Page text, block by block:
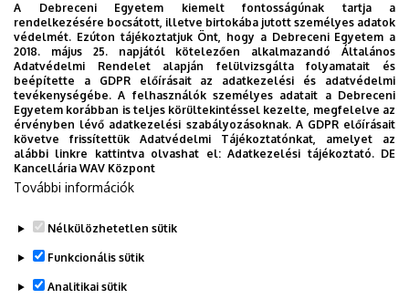
2026. augusztus 5.
Hagyományőrzés és innováció a
Bölcsészettudományi Karon
BÖLCSÉSZETTUDOMÁNY
A Debreceni Egyetem kiemelt fontosságúnak tartja a
rendelkezésére bocsátott, illetve birtokába jutott személyes adatok
védelmét. Ezúton tájékoztatjuk Önt, hogy a Debreceni Egyetem a
2018. május 25. napjától kötelezően alkalmazandó Általános
Adatvédelmi Rendelet alapján felülvizsgálta folyamatait és
beépítette a GDPR előírásait az adatkezelési és adatvédelmi
tevékenységébe. A felhasználók személyes adatait a Debreceni
Egyetem korábban is teljes körültekintéssel kezelte, megfelelve az
érvényben lévő adatkezelési szabályozásoknak. A GDPR előírásait
követve frissítettük Adatvédelmi Tájékoztatónkat, amelyet az
alábbi linkre kattintva olvashat el:Adatkezelési tájékoztató. DE
Kancellária WAV Központ
További információk
Nélkülözhetetlen sütik
Funkcionális sütik
Analitikai sütik